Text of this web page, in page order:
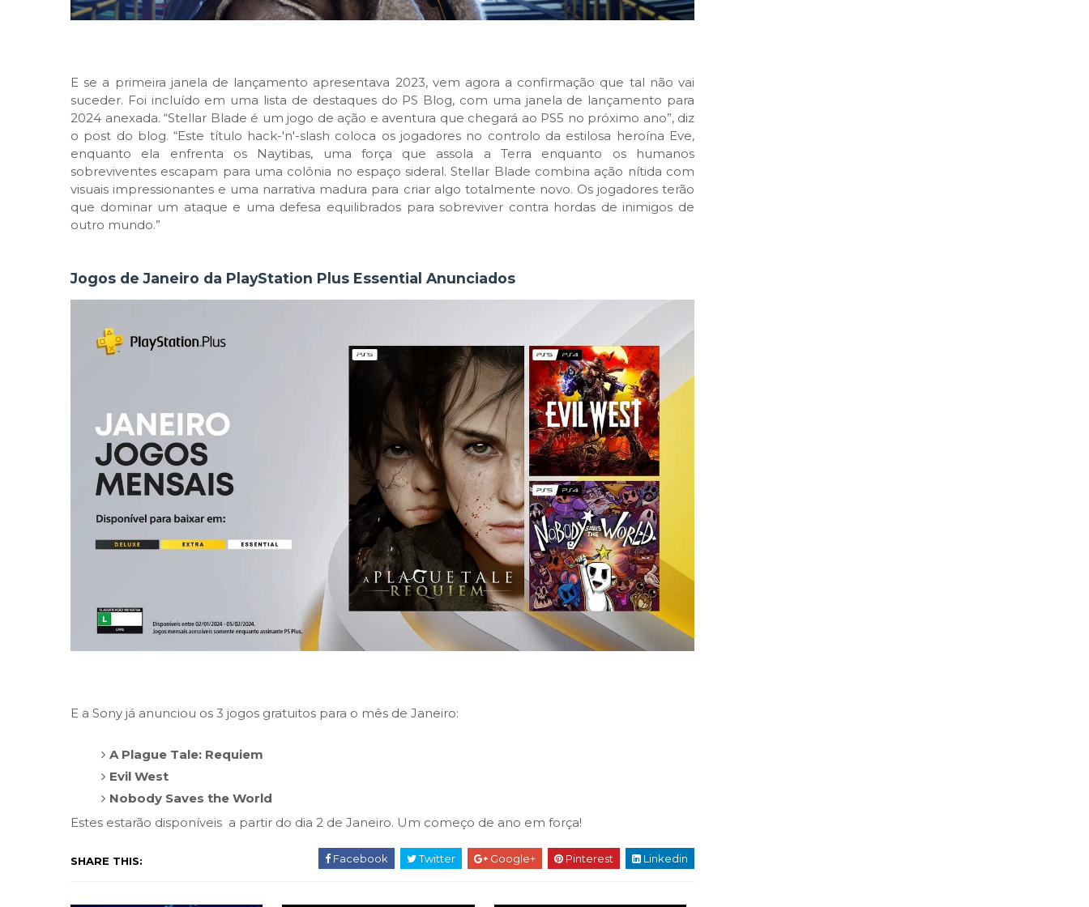
E se a primeira janela de lançamento apresentava 2023, vem agora a confirmação que tal não vai
suceder. Foi incluído em uma lista de destaques do PS Blog, com uma janela de lançamento para
2024 anexada. “Stellar Blade é um jogo de ação e aventura que chegará ao PS5 no próximo ano”, diz
o post do blog. “Este título hack-'n'-slash coloca os jogadores no controlo da estilosa heroína Eve,
enquanto ela enfrenta os Naytibas, uma força que assola a Terra enquanto os humanos
sobreviventes escapam para uma colônia no espaço sideral. Stellar Blade combina ação nítida com
visuais impressionantes e uma narrativa madura para criar algo totalmente novo. Os jogadores terão
que dominar um ataque e uma defesa equilibrados para sobreviver contra hordas de inimigos de
outro mundo.”
Jogos de Janeiro da PlayStation Plus Essential Anunciados
E a Sony já anunciou os 3 jogos gratuitos para o mês de Janeiro:
A Plague Tale: Requiem
Evil West
Nobody Saves the World
Estes estarão disponíveis a partir do dia 2 de Janeiro. Um começo de ano em força!
SHARE THIS: Facebook Twitter Google+ Pinterest Linkedin